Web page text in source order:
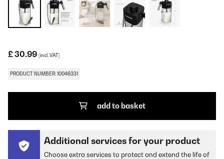
£ 30.99 (incl. VAT)
PRODUCT NUMBER: 10046331
add to basket
Additional services for your product
Choose extra services to protect and extend the life of